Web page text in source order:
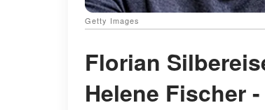
Getty Images
Florian
Helene Fischer